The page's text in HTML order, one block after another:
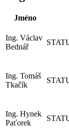
Jméno
Ing. Václav
Bednář
Ing. Tomáš
Tkačík
Ing. Hynek
Paťorek